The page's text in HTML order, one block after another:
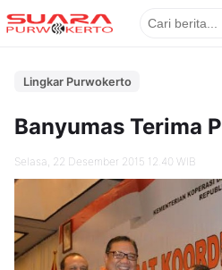
Lingkar Purwokerto
Banyumas Terima
Selasa, 22 Desember 2015 12.40 WIB